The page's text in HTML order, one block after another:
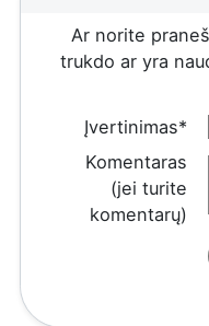
Ar norite
trukdo ar yra
Įvertinimas*
Komentaras
(jei turite
komentarų)